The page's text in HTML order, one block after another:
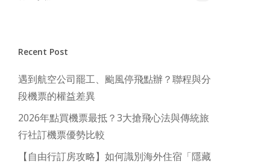
Recent Post
遇到航空公司罷工、颱風停飛點辦？聯程與分
段機票的權益差異
2026年點買機票最抵？3大搶飛心法與傳統旅
行社訂機票優勢比較
【自由行訂房攻略】如何識別海外住宿「隱藏